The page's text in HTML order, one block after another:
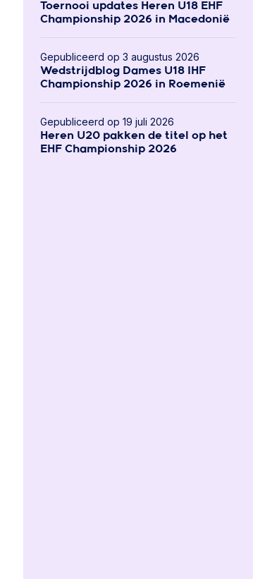
Toernooi updates Heren U18 EHF
Championship 2026 in Macedonië
Gepubliceerd op 3 augustus 2026
Wedstrijdblog Dames U18 IHF
Championship 2026 in Roemenië
Gepubliceerd op 19 juli 2026
Heren U20 pakken de titel op het
EHF Championship 2026